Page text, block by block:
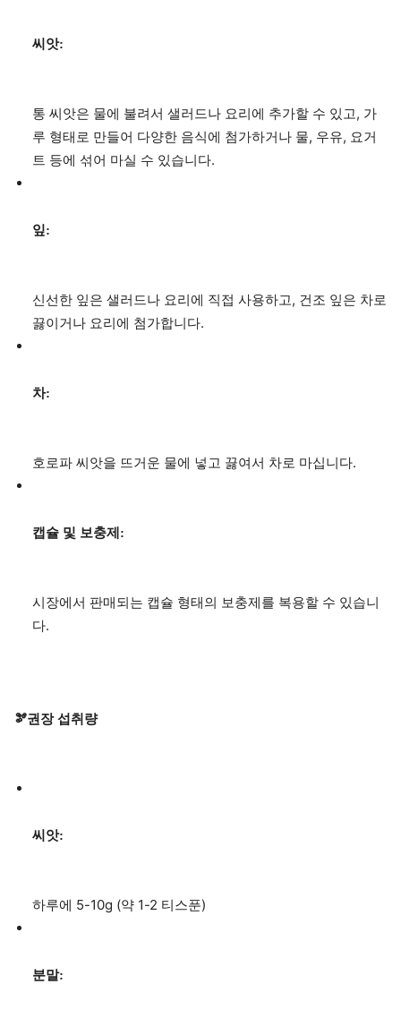
씨앗:
통 씨앗은 물에 불려서 샐러드나 요리에 추가할 수 있고, 가
루 형태로 만들어 다양한 음식에 첨가하거나 물, 우유, 요거
트 등에 섞어 마실 수 있습니다.
잎:
신선한 잎은 샐러드나 요리에 직접 사용하고, 건조 잎은 차로
끓이거나 요리에 첨가합니다.
차:
호로파 씨앗을 뜨거운 물에 넣고 끓여서 차로 마십니다.
캡슐 및 보충제:
시장에서 판매되는 캡슐 형태의 보충제를 복용할 수 있습니
다.
🫘권장 섭취량
씨앗:
하루에 5-10g (약 1-2 티스푼)
분말: